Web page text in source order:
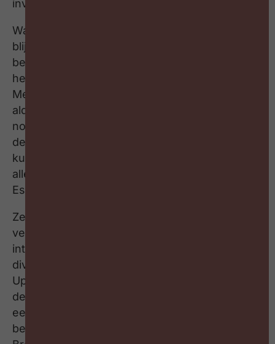
investeerders.
Wat maakt dat mensen geëngageerd zijn en
blijven? Hoe kan je inzet en betrokkenheid
belonen? Niet door verloning, zo blijkt, hoewel
het loon uiteraard marktconform moet zijn.
Meer nog, bonussen werken contraproductief,
aldus Sofie. Daarom zetten ze vooral in op
non-financial benefits. Zo krijgen medewerkers
de kans om mee te gaan op een inspiratiereis,
kunnen ze een leiderschapstraject volgen, en
alle medewerkers die drie jaar bij Upgrade
Estate werken, kunnen aandelen kopen.
Ze ziet ook een heel duidelijke link tussen
vertrouwen, betrokkenheid en customer
intimacy. In 2020 zijn ze gestart met een
diversiteitstraject met Hassan Al Hilou én bij
Upgrade Estate hebben ze geen R&D
departement. In de plaats daarvan hebben ze
een cultuur van ‘innovation by all’. Wat dat
betekent, ontdek je in deze aflevering van